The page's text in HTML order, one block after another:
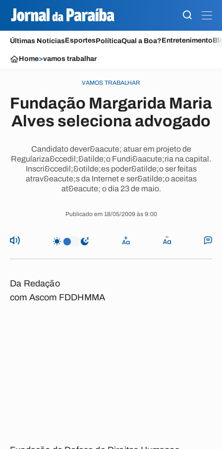
Últimas NotíciasEsportesPolíticaQual a Boa?Entretenimento
Home>vamos trabalhar
VAMOS TRABALHAR
Fundação Margarida Maria
Alves seleciona advogado
Candidato dever&aacute; atuar em projeto de
Regulariza&ccedil;&atilde;o Fundi&aacute;ria na capital.
Inscri&ccedil;&otilde;es poder&atilde;o ser feitas
atrav&eacute;s da Internet e ser&atilde;o aceitas
at&eacute; o dia 23 de maio.
Publicado em 18/05/2009 às 9:00
Da Redação
com Ascom FDDHMMA